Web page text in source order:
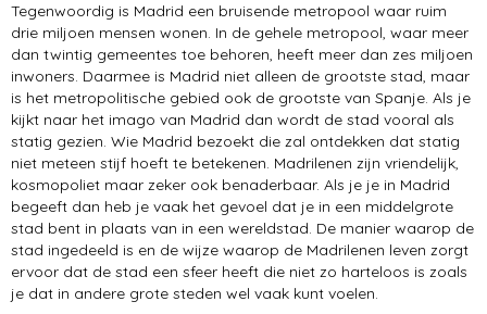
Tegenwoordig is Madrid een bruisende metropool waar ruim
drie miljoen mensen wonen. In de gehele metropool, waar meer
dan twintig gemeentes toe behoren, heeft meer dan zes miljoen
inwoners. Daarmee is Madrid niet alleen de grootste stad, maar
is het metropolitische gebied ook de grootste van Spanje. Als je
kijkt naar het imago van Madrid dan wordt de stad vooral als
statig gezien. Wie Madrid bezoekt die zal ontdekken dat statig
niet meteen stijf hoeft te betekenen. Madrilenen zijn vriendelijk,
kosmopoliet maar zeker ook benaderbaar. Als je je in Madrid
begeeft dan heb je vaak het gevoel dat je in een middelgrote
stad bent in plaats van in een wereldstad. De manier waarop de
stad ingedeeld is en de wijze waarop de Madrilenen leven zorgt
ervoor dat de stad een sfeer heeft die niet zo harteloos is zoals
je dat in andere grote steden wel vaak kunt voelen.